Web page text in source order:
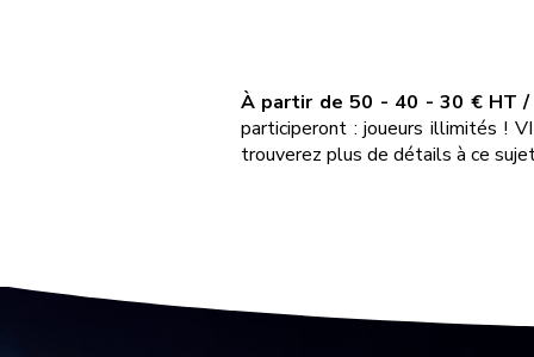
À partir de 50 - 40 - 30 € HT /
participeront : joueurs illimités !
trouverez plus de détails à ce